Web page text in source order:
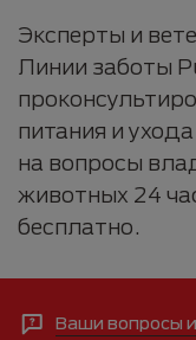
Эксперты и
Линии заботы
питания и
на вопросы
животных 24
бесплатно.
Ваши вопросы